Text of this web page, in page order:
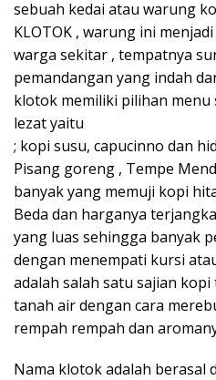
sebuah kedai atau warung
KLOTOK , warung ini
warga sekitar , tempatnya
pemandangan yang indah
klotok memiliki pilihan
lezat yaitu
; kopi susu, capucinno dan
Pisang goreng , Tempe
banyak yang memuji kopi
Beda dan harganya
yang luas sehingga banyak
dengan menempati kursi
adalah salah satu sajian
tanah air dengan cara
rempah rempah dan
Nama klotok adalah berasal